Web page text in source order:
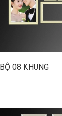
BỘ 08 KHUNG